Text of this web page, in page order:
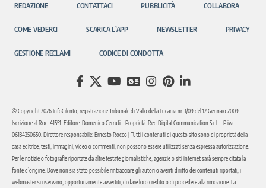
REDAZIONE CONTATTACI PUBBLICITÀ COLLABORA
COME VEDERCI SCARICA L’APP NEWSLETTER PRIVACY
GESTIONE RECLAMI CODICE DI CONDOTTA
© Copyright 2026 InfoCilento, registrazione Tribunale di Vallo della Lucania nr. 1/09 del 12 Gennaio 2009.
Iscrizione al Roc: 41551. Editore: Domenico Cerruti – Proprietà: Red Digital Communication S.r.l. – P.iva
06134250650. Direttore responsabile: Ernesto Rocco | Tutti i contenuti di questo sito sono di proprietà della
casa editrice, testi, immagini, video o commenti, non possono essere utilizzati senza espressa autorizzazione.
Per le notizie o fotografie riportate da altre testate giornalistiche, agenzie o siti internet sarà sempre citata la
fonte d’origine. Dove non sia stato possibile rintracciare gli autori o aventi diritto dei contenuti riportati, i
webmaster si riservano, opportunamente avvertiti, di dare loro credito o di procedere alla rimozione. La